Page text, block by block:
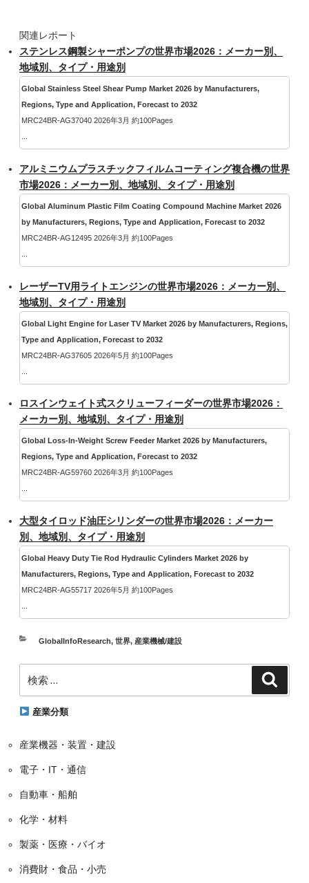
関連レポート
ステンレス鋼製シャーポンプの世界市場2026：メーカー別、
地域別、タイプ・用途別
Global Stainless Steel Shear Pump Market 2026 by Manufacturers,
Regions, Type and Application, Forecast to 2032
MRC24BR-AG37040 2026年3月 約100Pages
アルミニウムプラスチックフィルムコーティング複合機の世界
市場2026：メーカー別、地域別、タイプ・用途別
Global Aluminum Plastic Film Coating Compound Machine Market 2026
by Manufacturers, Regions, Type and Application, Forecast to 2032
MRC24BR-AG12495 2026年3月 約100Pages
レーザーTV用ライトエンジンの世界市場2026：メーカー別、
地域別、タイプ・用途別
Global Light Engine for Laser TV Market 2026 by Manufacturers, Regions,
Type and Application, Forecast to 2032
MRC24BR-AG37605 2026年5月 約100Pages
ロスインウェイト式スクリューフィーダーの世界市場2026：
メーカー別、地域別、タイプ・用途別
Global Loss-In-Weight Screw Feeder Market 2026 by Manufacturers,
Regions, Type and Application, Forecast to 2032
MRC24BR-AG59760 2026年3月 約100Pages
大型タイロッド油圧シリンダーの世界市場2026：メーカー
別、地域別、タイプ・用途別
Global Heavy Duty Tie Rod Hydraulic Cylinders Market 2026 by
Manufacturers, Regions, Type and Application, Forecast to 2032
MRC24BR-AG55717 2026年5月 約100Pages
カ
リ
GlobalInfoResearch, 世界, 産業機械/建設
索:
産業分類
産業機器・装置・建設
電子・IT・通信
自動車・船舶
化学・材料
製薬・医療・バイオ
消費財・食品・小売